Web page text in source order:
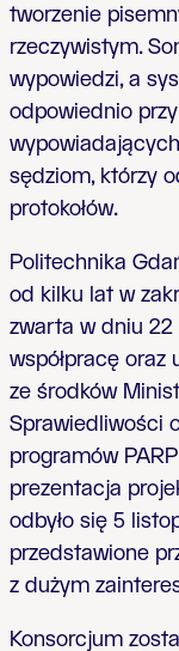
tworzenie
rzeczywistym.
wypowiedzi, a
odpowiednio
sędziom, którzy
protokołów.
Politechnika
od kilku lat w
zwarta w dniu
współpracę oraz
ze środków
Sprawiedliwości
programów
prezentacja
odbyło się 5
przedstawione
z dużym
Konsorcjum